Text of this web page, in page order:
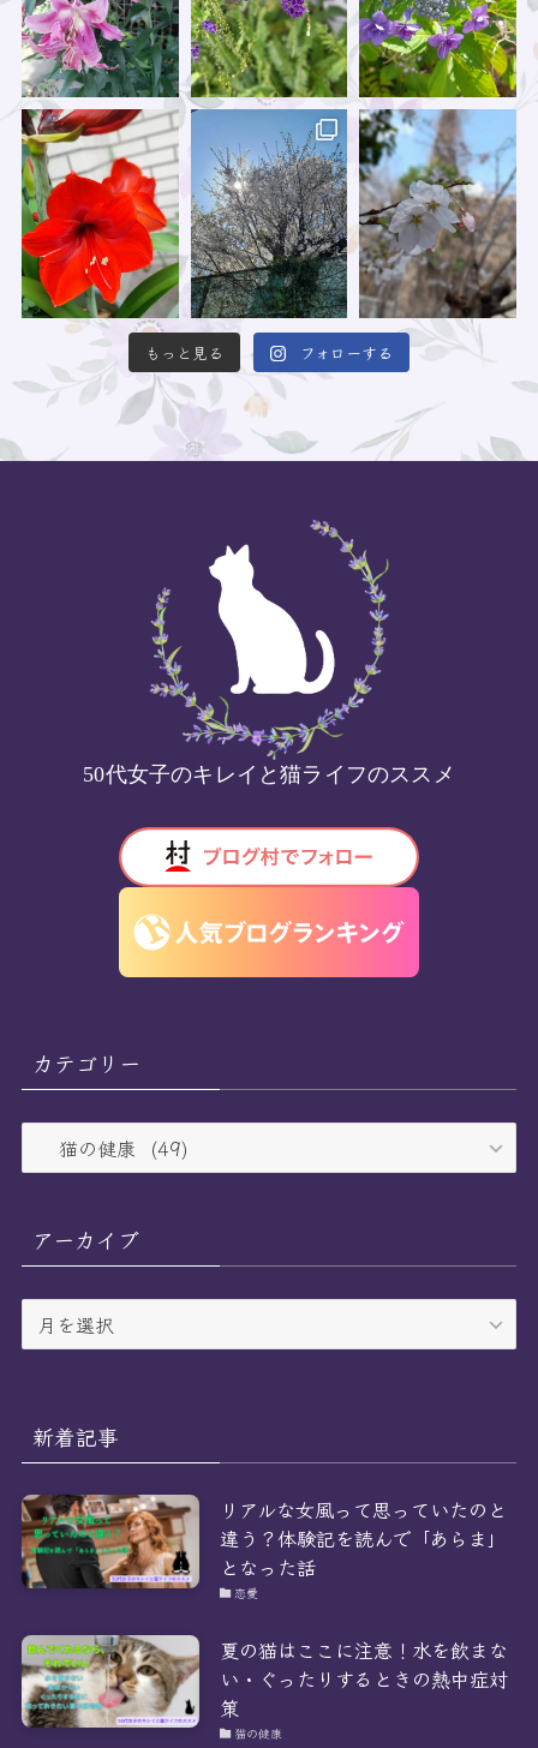
もっと見る フォローする
50代女子のキレイと猫ライフのススメ
カテゴリー
テ
ー
アーカイブ
ー
ブ
新着記事
リアルな女風って思っていたのと
違う？体験記を読んで「あらま」
となった話
恋愛
夏の猫はここに注意！水を飲まな
い・ぐったりするときの熱中症対
策
猫の健康